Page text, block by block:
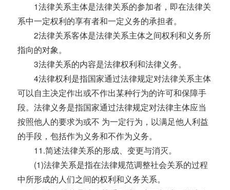
1法律关系主体是法律关系的参加者，即在法律关
系中一定权利的享有者和一定义务的承担者。
2法律关系客体是法律关系主体之间权利和义务所
指向的对象。
3法律关系的内容是法律权利和法律义务。
4法律权利是指国家通过法律规定对法律关系主体
可以自主决定作出或不作出某种行为的许可和保障手
段。法律义务是指国家通过法律规定对法律主体应当
按照他人的要求为或不 为一定行为，以满足他人利益
的手段，包括作为义务和不作为义务。
11.简述法律关系的形成、变更与消灭。
(1)法律关系是指在法律规范调整社会关系的过程
中所形成的人们之间的权利和义务关系。